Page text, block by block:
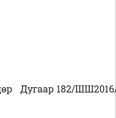
Дугаар 182/